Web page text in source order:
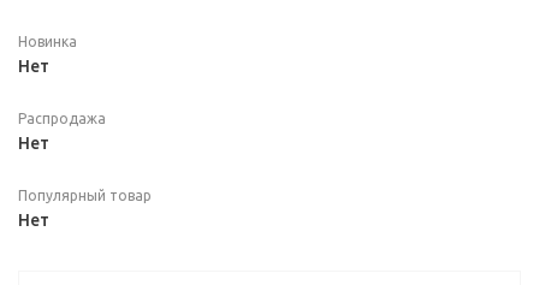
Новинка
Нет
Распродажа
Нет
Популярный товар
Нет